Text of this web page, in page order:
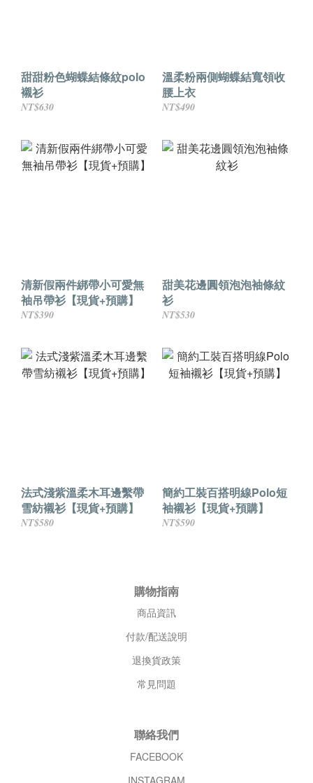
甜甜粉色蝴蝶結條紋polo
襯衫
NT$630
溫柔粉兩側蝴蝶結寬領收
腰上衣
NT$490
清新假兩件綁帶小可愛無
袖吊帶衫【現貨+預購】
NT$390
甜美花邊圓領泡泡袖條紋
衫
NT$530
法式淺紫溫柔木耳邊繫帶
雪紡襯衫【現貨+預購】
NT$580
簡約工裝百搭明線Polo短
袖襯衫【現貨+預購】
NT$590
購物指南
商品資訊
付款/配送說明
退換貨政策
常見問題
聯絡我們
FACEBOOK